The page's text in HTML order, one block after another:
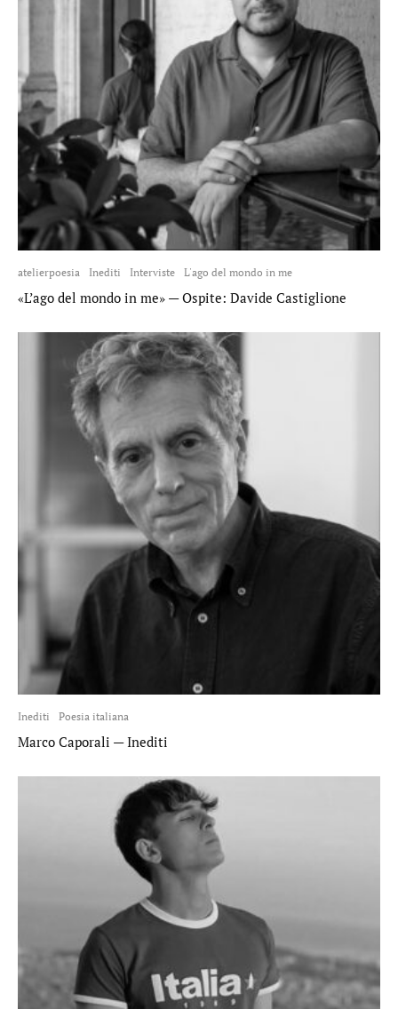
atelierpoesia Inediti Interviste L'ago del mondo in me
«L’ago del mondo in me» — Ospite: Davide Castiglione
Inediti Poesia italiana
Marco Caporali — Inediti